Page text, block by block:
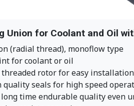
Union for Coolant and Oil
(radial thread), monoflow type
for coolant or oil
rotor for easy installation
quality seals for high speed
time endurable quality even